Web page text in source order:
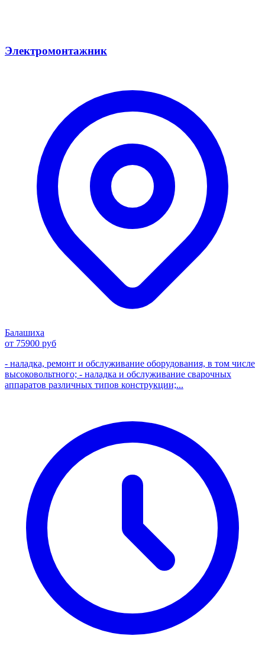
Электромонтажник
Балашиха
от 75900 руб
- наладка, ремонт и обслуживание оборудования, в том числе
высоковольтного; - наладка и обслуживание сварочных
аппаратов различных типов конструкции;...